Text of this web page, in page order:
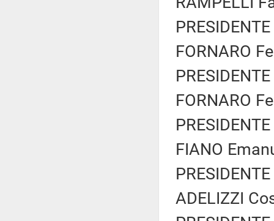
FORNARO
FORNARO
FIANO
ADELIZZI